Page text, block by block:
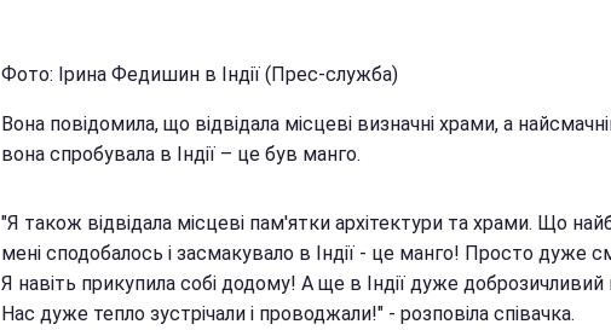
Фото: Ірина Федишин в Індії (Прес-служба)
Вона повідомила, що відвідала місцеві визначні храми, а
вона спробувала в Індії – це був манго.
"Я також відвідала місцеві пам'ятки архітектури та храми. Що
мені сподобалось і засмакувало в Індії - це манго! Просто дуже
Я навіть прикупила собі додому! А ще в Індії дуже доброзичливий
Нас дуже тепло зустрічали і проводжали!" - розповіла співачка.